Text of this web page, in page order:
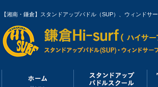
【湘南・鎌倉】スタンドアップパドル（SUP）、ウィンドサ